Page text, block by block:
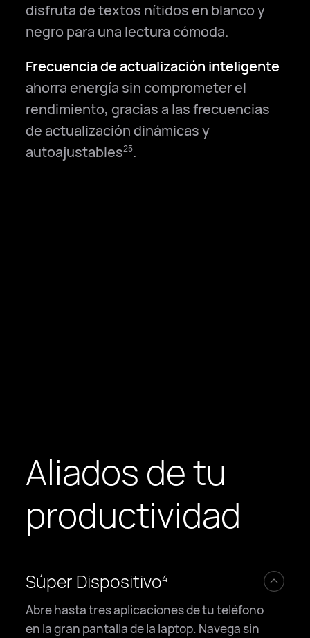
disfruta de textos nítidos en blanco y
negro para una lectura cómoda.
Frecuencia de actualización inteligente
ahorra energía sin comprometer el
rendimiento, gracias a las frecuencias
de actualización dinámicas y
autoajustables25.
Aliados de tu
productividad
Súper Dispositivo4
Abre hasta tres aplicaciones de tu teléfono
en la gran pantalla de la laptop. Navega sin